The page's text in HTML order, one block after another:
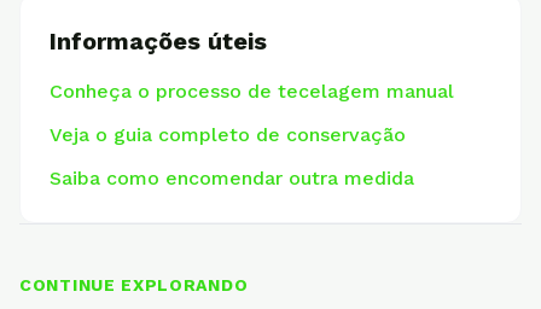
Informações úteis
Conheça o processo de tecelagem manual
Veja o guia completo de conservação
Saiba como encomendar outra medida
CONTINUE EXPLORANDO